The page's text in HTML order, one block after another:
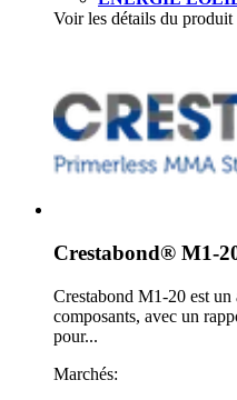
Voir les détails du produit
Crestabond® M1-
Crestabond M1-20 est
composants, avec un
pour...
Marchés: